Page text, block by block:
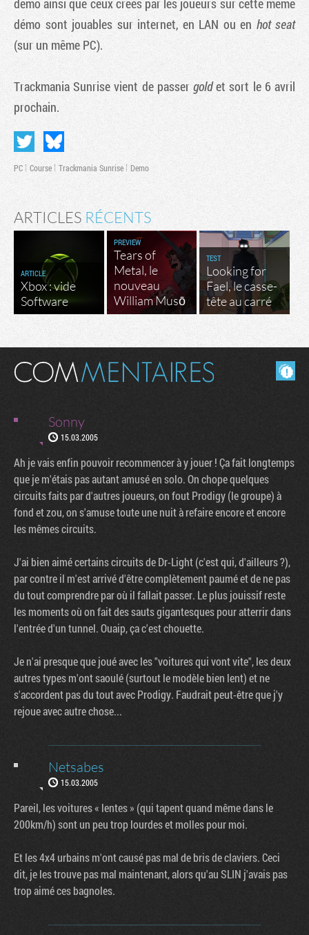
démo ainsi que ceux créés par les joueurs sur cette même
démo sont jouables sur internet, en LAN ou en hot seat
(sur un même PC).
Trackmania Sunrise vient de passergoldet sort le 6 avril
prochain.
PC Course Trackmania Sunrise Demo
ARTICLES RÉCENTS
ARTICLE
Xbox : vide
Software
PREVIEW
Tears of
Metal, le
nouveau
William Musō
TEST
Looking for
Fael, le casse-
tête au carré
Masquer les commentaires lus.
Sonny
15.03.2005
Ah je vais enfin pouvoir recommencer à y jouer ! Ça fait longtemps
que je m'étais pas autant amusé en solo. On chope quelques
circuits faits par d'autres joueurs, on fout Prodigy (le groupe) à
fond et zou, on s'amuse toute une nuit à refaire encore et encore
les mêmes circuits.
J'ai bien aimé certains circuits de Dr-Light (c'est qui, d'ailleurs ?),
par contre il m'est arrivé d'être complètement paumé et de ne pas
du tout comprendre par où il fallait passer. Le plus jouissif reste
les moments où on fait des sauts gigantesques pour atterrir dans
l'entrée d'un tunnel. Ouaip, ça c'est chouette.
Je n'ai presque que joué avec les "voitures qui vont vite", les deux
autres types m'ont saoulé (surtout le modèle bien lent) et ne
s'accordent pas du tout avec Prodigy. Faudrait peut-être que j'y
rejoue avec autre chose...
Netsabes
15.03.2005
Pareil, les voitures « lentes » (qui tapent quand même dans le
200km/h) sont un peu trop lourdes et molles pour moi.
Et les 4x4 urbains m'ont causé pas mal de bris de claviers. Ceci
dit, je les trouve pas mal maintenant, alors qu'au SLIN j'avais pas
trop aimé ces bagnoles.